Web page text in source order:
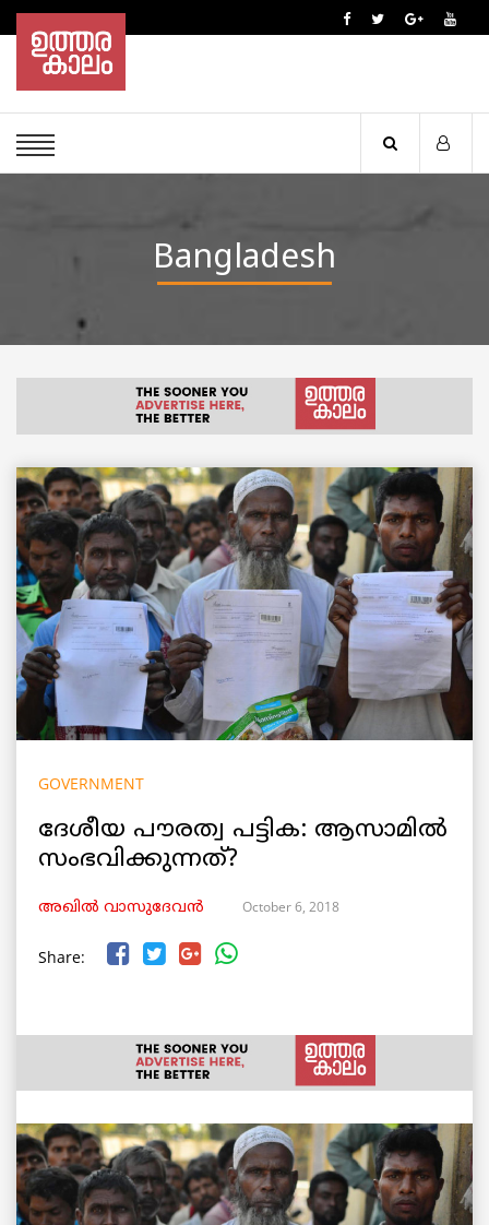
Bangladesh
GOVERNMENT
ദേശീയ പൗരത്വ പട്ടിക: ആസാമില്‍
സംഭവിക്കുന്നത്?
അഖിൽ വാസുദേവൻ October 6, 2018
Share: